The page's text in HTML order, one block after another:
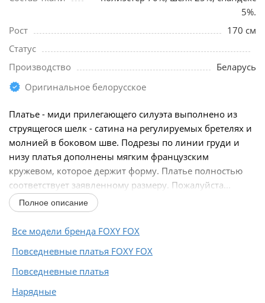
5%.
Рост
170 см
Статус
Производство
Беларусь
Оригинальное белорусское
Платье - миди прилегающего силуэта выполнено из
струящегося шелк - сатина на регулируемых бретелях и
молнией в боковом шве. Подрезы по линии груди и
низу платья дополнены мягким французским
кружевом, которое держит форму. Платье полностью
соответствует заявленному размеру. Пожалуйста...
Полное описание
Все модели бренда FOXY FOX
Повседневные платья FOXY FOX
Повседневные платья
Нарядные